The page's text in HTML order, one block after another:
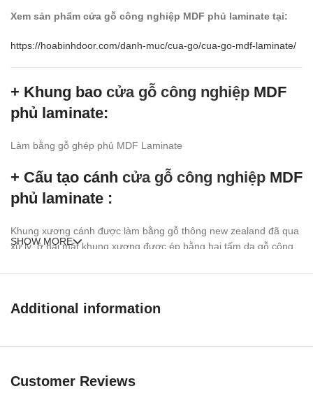
Xem sản phẩm cửa gỗ công nghiệp MDF phủ laminate tại:
https://hoabinhdoor.com/danh-muc/cua-go/cua-go-mdf-laminate/
+ Khung bao cửa gỗ công nghiệp MDF
phủ laminate:
Làm bằng gỗ ghép phủ MDF Laminate
+ Cấu tạo cánh cửa gỗ công nghiệp MDF
phủ laminate :
Khung xương cánh được làm bằng gỗ thông new zealand đã qua
xử lý, ở hai mặt khung xương được ép bằng hai tấm da gỗ công
lý và trộn keo chuyên dụng ép ở nhiệt độ và áp suất trung bình
SHOW MORE
Additional information
Customer Reviews